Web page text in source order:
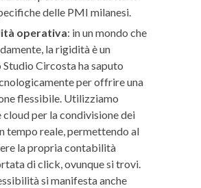
delle PMI milanesi.
operativa: in un mondo che
la rigidità è un
Studio Circosta ha saputo
per offrire una
flessibile. Utilizziamo
per la condivisione dei
tempo reale, permettendo al
la propria contabilità
di click, ovunque si trovi.
si manifesta anche